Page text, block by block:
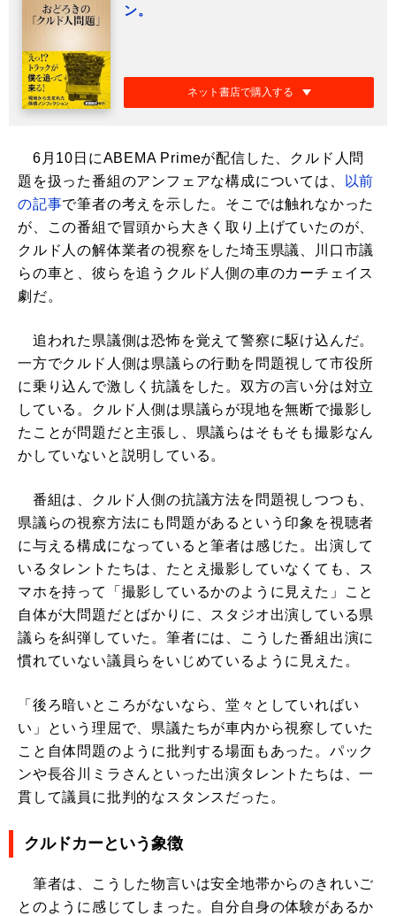
ン。
ネット書店で購入する
6月10日にABEMA Primeが配信した、クルド人問
題を扱った番組のアンフェアな構成については、
以前
の記事で筆者の考えを示した。そこでは触れなかった
が、この番組で冒頭から大きく取り上げていたのが、
クルド人の解体業者の視察をした埼玉県議、川口市議
らの車と、彼らを追うクルド人側の車のカーチェイス
劇だ。
追われた県議側は恐怖を覚えて警察に駆け込んだ。
一方でクルド人側は県議らの行動を問題視して市役所
に乗り込んで激しく抗議をした。双方の言い分は対立
している。クルド人側は県議らが現地を無断で撮影し
たことが問題だと主張し、県議らはそもそも撮影なん
かしていないと説明している。
番組は、クルド人側の抗議方法を問題視しつつも、
県議らの視察方法にも問題があるという印象を視聴者
に与える構成になっていると筆者は感じた。出演して
いるタレントたちは、たとえ撮影していなくても、ス
マホを持って「撮影しているかのように見えた」こと
自体が大問題だとばかりに、スタジオ出演している県
議らを糾弾していた。筆者には、こうした番組出演に
慣れていない議員らをいじめているように見えた。
「後ろ暗いところがないなら、堂々としていればい
い」という理屈で、県議たちが車内から視察していた
こと自体問題のように批判する場面もあった。パック
ンや長谷川ミラさんといった出演タレントたちは、一
貫して議員に批判的なスタンスだった。
クルドカーという象徴
筆者は、こうした物言いは安全地帯からのきれいご
とのように感じてしまった。自分自身の体験があるか